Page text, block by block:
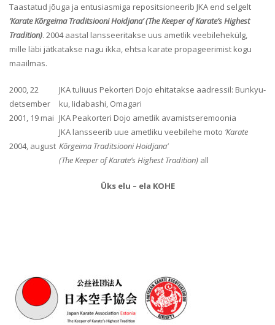
Taastatud jõuga ja entusiasmiga repositsioneerib JKA end selgelt
’Karate Kõrgeima Traditsiooni Hoidjana’ (The Keeper of Karate’s Highest
Tradition). 2004 aastal lansseeritakse uus ametlik veebilehekülg,
mille läbi jätkatakse nagu ikka, ehtsa karate propageerimist kogu
maailmas.
2000, 22
detsember
JKA tuliuus Pekorteri Dojo ehitatakse aadressil: Bunkyu-
ku, Iidabashi, Omagari
2001, 19 mai JKA Peakorteri Dojo ametlik avamistseremoonia
2004, august
JKA lansseerib uue ametliku veebilehe moto ’Karate
Kõrgeima Traditsiooni Hoidjana’
(The Keeper of Karate’s Highest Tradition) all
Üks elu – ela KOHE